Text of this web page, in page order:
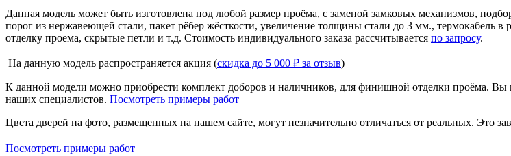
Данная модель может быть изготовлена под любой размер проёма, с заменой замковых механизмов,
порог из нержавеющей стали, пакет рёбер жёсткости, увеличение толщины стали до 3 мм.,
отделку проема, скрытые петли и т.д. Стоимость индивидуального заказа рассчитывается по запросу.
На данную модель распространяется акция (скидка до 5 000 ₽ за отзыв)
К данной модели можно приобрести комплект доборов и наличников, для финишной отделки проёма. Вы
наших специалистов. Посмотреть примеры работ
Цвета дверей на фото, размещенных на нашем сайте, могут незначительно отличаться от реальных. Это
Посмотреть примеры работ